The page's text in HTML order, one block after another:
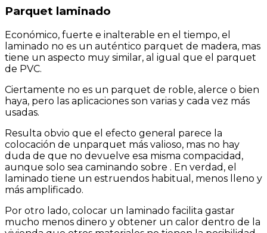
Parquet laminado
Económico, fuerte e inalterable en el tiempo, el
laminado no es un auténtico parquet de madera, mas
tiene un aspecto muy similar, al igual que el parquet
de PVC.
Ciertamente no es un parquet de roble, alerce o bien
haya, pero las aplicaciones son varias y cada vez más
usadas.
Resulta obvio que el efecto general parece la
colocación de unparquet más valioso, mas no hay
duda de que no devuelve esa misma compacidad,
aunque solo sea caminando sobre . En verdad, el
laminado tiene un estruendos habitual, menos lleno y
más amplificado.
Por otro lado, colocar un laminado facilita gastar
mucho menos dinero y obtener un calor dentro de la